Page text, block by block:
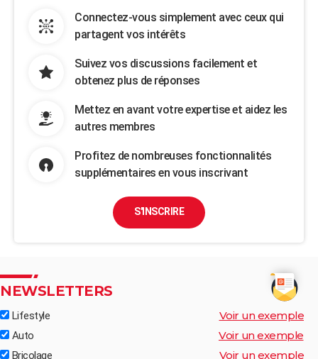
Connectez-vous simplement avec ceux qui
partagent vos intérêts
Suivez vos discussions facilement et
obtenez plus de réponses
Mettez en avant votre expertise et aidez les
autres membres
Profitez de nombreuses fonctionnalités
supplémentaires en vous inscrivant
S'INSCRIRE
NEWSLETTERS
Lifestyle Voir un exemple
Auto Voir un exemple
Bricolage Voir un exemple